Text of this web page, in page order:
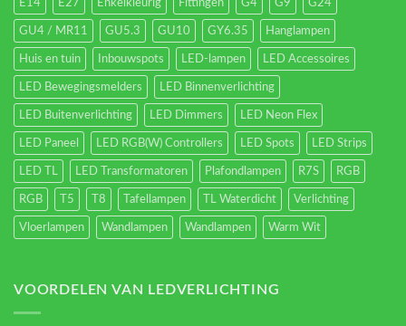
E14 E27 Enkelkleurig Fittingen G4 G9 G24
GU4 / MR11 GU5.3 GU10 GY6.35 Hanglampen
Huis en tuin Inbouwspots LED-lampen LED Accessoires
LED Bewegingsmelders LED Binnenverlichting
LED Buitenverlichting LED Dimmers LED Neon Flex
LED Paneel LED RGB(W) Controllers LED Spots LED Strips
LED TL LED Transformatoren Plafondlampen R7S RGB
RGB T5 T8 Tafellampen TL Waterdicht Verlichting
Vloerlampen Wandlampen Wandlampen Warm Wit
VOORDELEN VAN LEDVERLICHTING